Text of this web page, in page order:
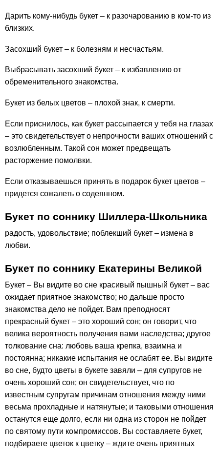
Дарить кому-нибудь букет – к разочарованию в ком-то из
близких.
Засохший букет – к болезням и несчастьям.
Выбрасывать засохший букет – к избавлению от
обременительного знакомства.
Букет из белых цветов – плохой знак, к смерти.
Если приснилось, как букет рассыпается у тебя на глазах
– это свидетельствует о непрочности ваших отношений с
возлюбленным. Такой сон может предвещать
расторжение помолвки.
Если отказываешься принять в подарок букет цветов –
придется сожалеть о содеянном.
Букет по соннику Шиллера-Школьника
радость, удовольствие; поблекший букет – измена в
любви.
Букет по соннику Екатерины Великой
Букет – Вы видите во сне красивый пышный букет – вас
ожидает приятное знакомство; но дальше просто
знакомства дело не пойдет. Вам преподносят
прекрасный букет – это хороший сон; он говорит, что
велика вероятность получения вами наследства; другое
толкование сна: любовь ваша крепка, взаимна и
постоянна; никакие испытания не ослабят ее. Вы видите
во сне, будто цветы в букете завяли – для супругов не
очень хороший сон; он свидетельствует, что по
известным супругам причинам отношения между ними
весьма прохладные и натянутые; и таковыми отношения
останутся еще долго, если ни одна из сторон не пойдет
по святому пути компромиссов. Вы составляете букет,
подбираете цветок к цветку – ждите очень приятных